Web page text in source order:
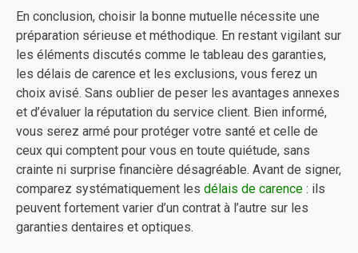
En conclusion, choisir la bonne mutuelle nécessite une
préparation sérieuse et méthodique. En restant vigilant sur
les éléments discutés comme le tableau des garanties,
les délais de carence et les exclusions, vous ferez un
choix avisé. Sans oublier de peser les avantages annexes
et d’évaluer la réputation du service client. Bien informé,
vous serez armé pour protéger votre santé et celle de
ceux qui comptent pour vous en toute quiétude, sans
crainte ni surprise financière désagréable. Avant de signer,
comparez systématiquement les délais de carence : ils
peuvent fortement varier d’un contrat à l’autre sur les
garanties dentaires et optiques.